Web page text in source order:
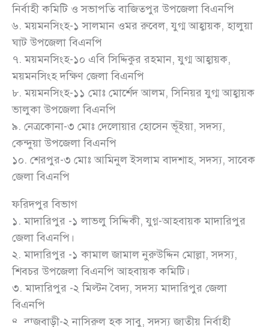
নির্বাহী কমিটি ও সভাপতি বাজিতপুর উপজেলা বিএনপি
৬. ময়মনসিংহ-১ সালমান ওমর রুবেল, যুগ্ম আহ্বায়ক, হালুয়া
ঘাট উপজেলা বিএনপি
৭. ময়মনসিংহ-১০ এবি সিদ্দিকুর রহমান, যুগ্ম আহ্বায়ক,
ময়মনসিংহ দক্ষিণ জেলা বিএনপি
৮. ময়মনসিংহ-১১ মোঃ মোর্শেদ আলম, সিনিয়র যুগ্ম আহ্বায়ক
ভালুকা উপজেলা বিএনপি
৯. নেত্রকোনা-৩ মোঃ দেলোয়ার হোসেন ভূঁইয়া, সদস্য,
কেন্দুয়া উপজেলা বিএনপি
১০. শেরপুর-৩ মোঃ আমিনুল ইসলাম বাদশাহ, সদস্য, সাবেক
জেলা বিএনপি
ফরিদপুর বিভাগ
১. মাদারিপুর -১ লাভলু সিদ্দিকী, যুগ্ন-আহবায়ক মাদারিপুর
জেলা বিএনপি।
২. মাদারিপুর -১ কামাল জামাল নুরুউদ্দিন মোল্লা, সদস্য,
শিবচর উপজেলা বিএনপি আহবায়ক কমিটি।
৩. মাদারিপুর -২ মিল্টন বৈদ্য, সদস্য মাদারিপুর জেলা
বিএনপি
৪. রাজবাড়ী-২ নাসিরুল হক সাবু, সদস্য জাতীয় নির্বাহী